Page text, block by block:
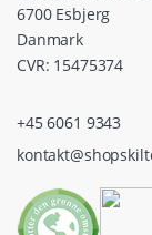
6700 Esbjerg
Danmark
CVR: 15475374
+45 6061 9343